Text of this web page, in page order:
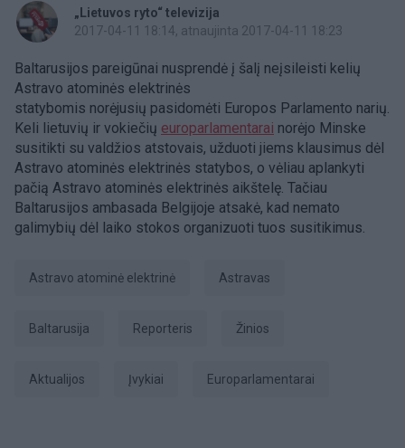
„Lietuvos ryto“ televizija
2017-04-11 18:14, atnaujinta 2017-04-11 18:23
Baltarusijos pareigūnai nusprendė į šalį neįsileisti kelių
Astravo atominės elektrinės
statybomis norėjusių pasidomėti Europos Parlamento narių.
Keli lietuvių ir vokiečių europarlamentarai norėjo Minske
susitikti su valdžios atstovais, užduoti jiems klausimus dėl
Astravo atominės elektrinės statybos, o vėliau aplankyti
pačią Astravo atominės elektrinės aikštelę. Tačiau
Baltarusijos ambasada Belgijoje atsakė, kad nemato
galimybių dėl laiko stokos organizuoti tuos susitikimus.
Astravo atominė elektrinė Astravas
Baltarusija Reporteris Žinios
aktualijos Įvykiai europarlamentarai